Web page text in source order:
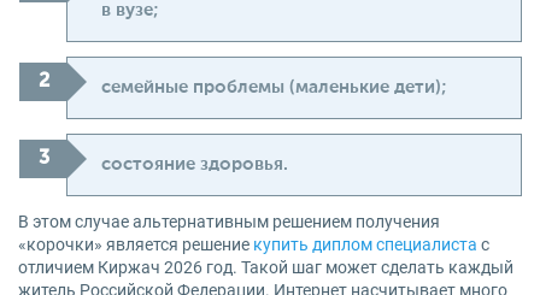
в вузе;
семейные проблемы (маленькие дети);
состояние здоровья.
В этом случае альтернативным решением получения
«корочки» является решение купить диплом специалиста с
отличием Киржач 2026 год. Такой шаг может сделать каждый
житель Российской Федерации. Интернет насчитывает много